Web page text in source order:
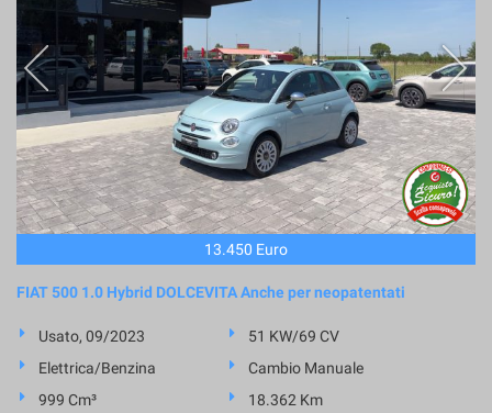
13.450 Euro
FIAT 500 1.0 Hybrid DOLCEVITA Anche per neopatentati
Usato, 09/2023
51 KW/69 CV
Elettrica/Benzina
Cambio Manuale
999 Cm³
18.362 Km